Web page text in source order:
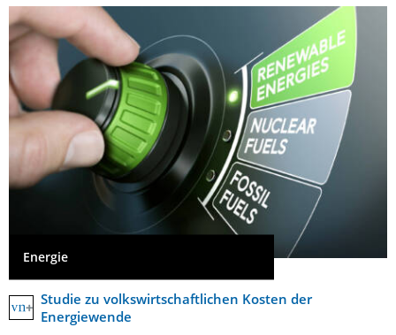
Energie
Studie zu volkswirtschaftlichen Kosten der
Energiewende